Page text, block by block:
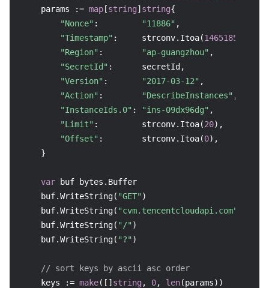
    params :=
map [string] string{
"Nonce" : "11886" ,
"Timestamp" :     strconv.Itoa(1465185768
"Region" : "ap-guangzhou" ,
"SecretId" :      secretId,
"Version" : "2017-03-12" ,
"Action" : "DescribeInstances" ,
"InstanceIds.0" : "ins-09dx96dg" ,
"Limit" :         strconv.Itoa(20),
"Offset" :        strconv.Itoa(0),
    }
var buf bytes.Buffer
    buf.WriteString(
"GET" )
    buf.WriteString(
"cvm.tencentcloudapi.com"
    buf.WriteString(
"/" )
    buf.WriteString(
"?" )
// sort keys by ascii asc order
    keys :=
make([] string , 0, len(params))